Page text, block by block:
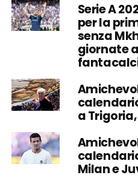
Serie A
per la
senza
giornate
a
Milan e